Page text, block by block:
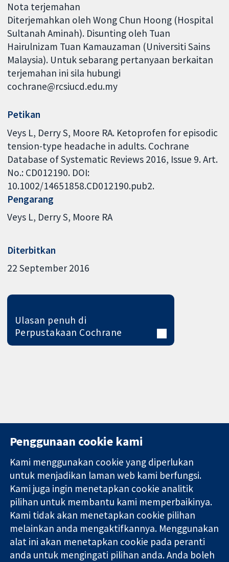
Nota terjemahan
Diterjemahkan oleh Wong Chun Hoong (Hospital
Sultanah Aminah). Disunting oleh Tuan
Hairulnizam Tuan Kamauzaman (Universiti Sains
Malaysia). Untuk sebarang pertanyaan berkaitan
terjemahan ini sila hubungi
cochrane@rcsiucd.edu.my
Petikan
Veys L, Derry S, Moore RA. Ketoprofen for episodic
tension-type headache in adults. Cochrane
Database of Systematic Reviews 2016, Issue 9. Art.
No.: CD012190. DOI:
10.1002/14651858.CD012190.pub2.
Pengarang
Veys L Derry S Moore RA
Diterbitkan
22 September 2016
Ulasan penuh di
Perpustakaan Cochrane
Bukti yang
dipercayai.
keputusan
termaklum
Kesihatan yang
lebih baik
11-13 Cavendish
Square
London
W1G 0AN
United Kingdom
Hubungi kita
Berita
Pejabat
akhbar
Perihal Kami
Pekerjaan
Cochrane
Library
Penggunaan cookie kami
Kami menggunakan cookie yang diperlukan
untuk menjadikan laman web kami berfungsi.
Kami juga ingin menetapkan cookie analitik
pilihan untuk membantu kami memperbaikinya.
Kami tidak akan menetapkan cookie pilihan
melainkan anda mengaktifkannya. Menggunakan
alat ini akan menetapkan cookie pada peranti
anda untuk mengingati pilihan anda. Anda boleh